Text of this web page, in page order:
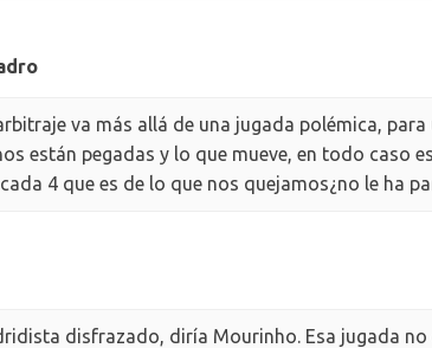
va más allá de una jugada polémica,
están pegadas y lo que mueve, en todo caso
4 que es de lo que nos quejamos¿no le ha
disfrazado, diría Mourinho. Esa jugada no